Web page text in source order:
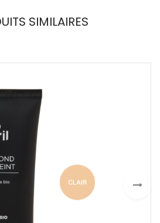
SIMILAIRES